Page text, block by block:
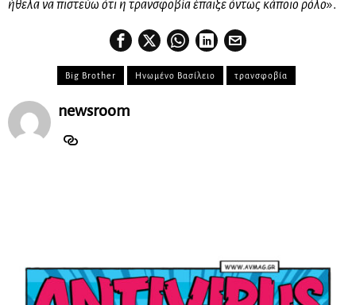
ήθελα να πιστεύω ότι η τρανσφοβία έπαιξε όντως κάποιο ρόλο».
Big Brother Ηνωμένο Βασίλειο τρανσφοβία
newsroom